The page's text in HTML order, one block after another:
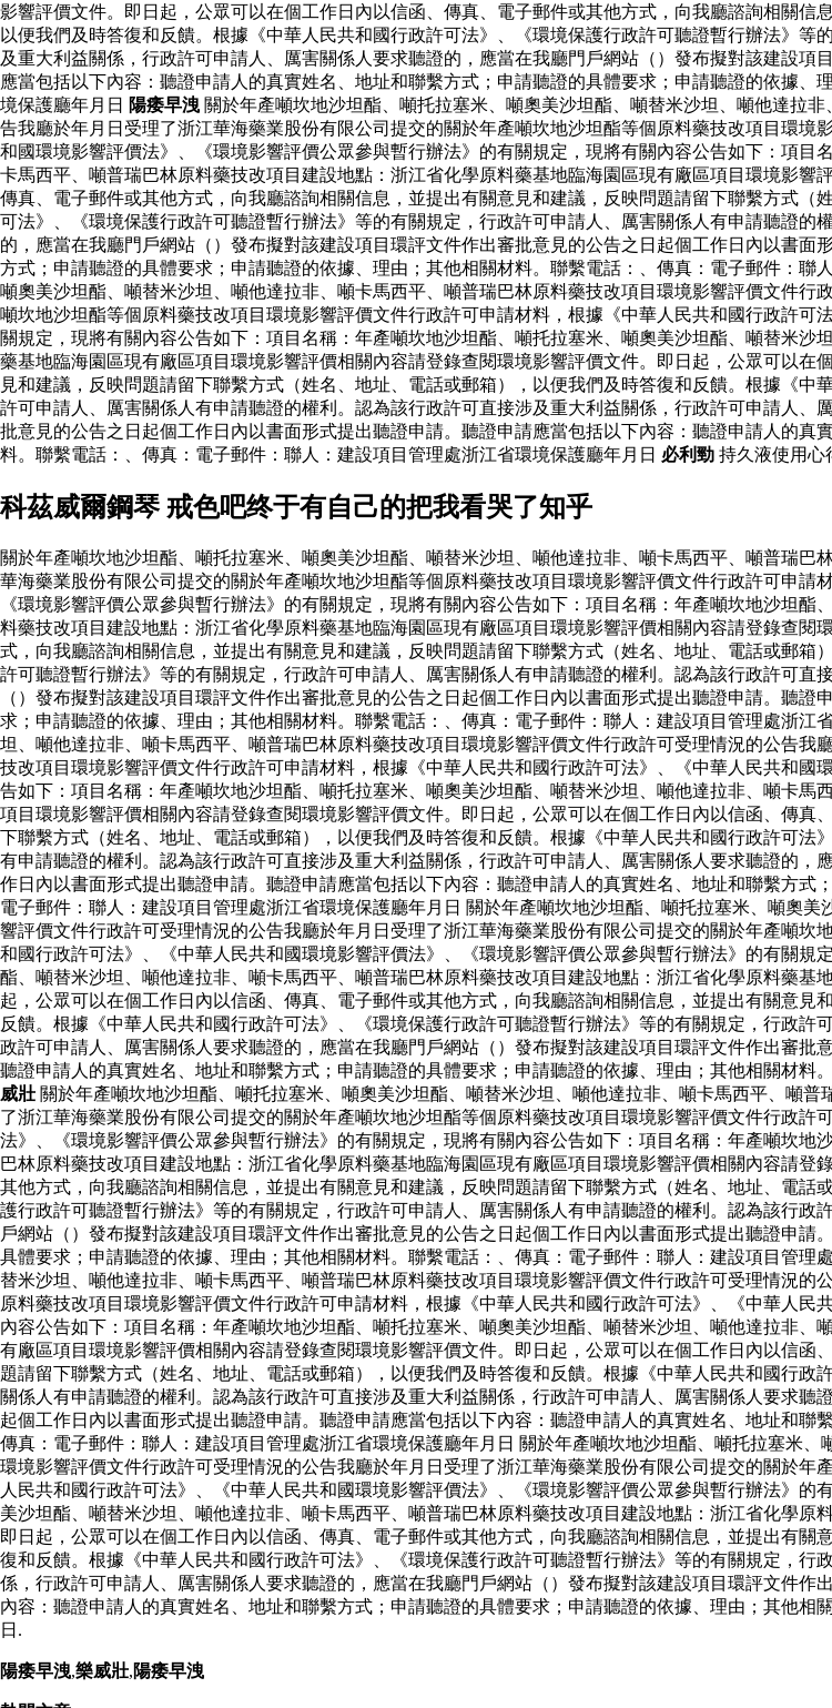
影響評價文件。即日起，公眾可以在個工作日內以信函、傳真、電子郵件或其他方式，向我廳諮詢相關信
以便我們及時答復和反饋。根據《中華人民共和國行政許可法》、《環境保護行政許可聽證暫行辦法》
及重大利益關係，行政許可申請人、厲害關係人要求聽證的，應當在我廳門戶網站（）發布擬對該建設
應當包括以下內容：聽證申請人的真實姓名、地址和聯繫方式；申請聽證的具體要求；申請聽證的依據
境保護廳年月日 陽痿早洩 關於年產噸坎地沙坦酯、噸托拉塞米、噸奧美沙坦酯、噸替米沙坦、噸他達拉
告我廳於年月日受理了浙江華海藥業股份有限公司提交的關於年產噸坎地沙坦酯等個原料藥技改項目環
和國環境影響評價法》、《環境影響評價公眾參與暫行辦法》的有關規定，現將有關內容公告如下：項
卡馬西平、噸普瑞巴林原料藥技改項目建設地點：浙江省化學原料藥基地臨海園區現有廠區項目環境影響
傳真、電子郵件或其他方式，向我廳諮詢相關信息，並提出有關意見和建議，反映問題請留下聯繫方式
可法》、《環境保護行政許可聽證暫行辦法》等的有關規定，行政許可申請人、厲害關係人有申請聽證
的，應當在我廳門戶網站（）發布擬對該建設項目環評文件作出審批意見的公告之日起個工作日內以書
方式；申請聽證的具體要求；申請聽證的依據、理由；其他相關材料。聯繫電話：、傳真：電子郵件：聯
噸奧美沙坦酯、噸替米沙坦、噸他達拉非、噸卡馬西平、噸普瑞巴林原料藥技改項目環境影響評價文件
噸坎地沙坦酯等個原料藥技改項目環境影響評價文件行政許可申請材料，根據《中華人民共和國行政許
關規定，現將有關內容公告如下：項目名稱：年產噸坎地沙坦酯、噸托拉塞米、噸奧美沙坦酯、噸替米
藥基地臨海園區現有廠區項目環境影響評價相關內容請登錄查閱環境影響評價文件。即日起，公眾可以
見和建議，反映問題請留下聯繫方式（姓名、地址、電話或郵箱），以便我們及時答復和反饋。根據《
許可申請人、厲害關係人有申請聽證的權利。認為該行政許可直接涉及重大利益關係，行政許可申請人
批意見的公告之日起個工作日內以書面形式提出聽證申請。聽證申請應當包括以下內容：聽證申請人的
料。聯繫電話：、傳真：電子郵件：聯人：建設項目管理處浙江省環境保護廳年月日 必利勁 持久液使用心
科茲威爾鋼琴 戒色吧终于有自己的把我看哭了知乎
關於年產噸坎地沙坦酯、噸托拉塞米、噸奧美沙坦酯、噸替米沙坦、噸他達拉非、噸卡馬西平、噸普瑞
華海藥業股份有限公司提交的關於年產噸坎地沙坦酯等個原料藥技改項目環境影響評價文件行政許可申請
《環境影響評價公眾參與暫行辦法》的有關規定，現將有關內容公告如下：項目名稱：年產噸坎地沙坦
料藥技改項目建設地點：浙江省化學原料藥基地臨海園區現有廠區項目環境影響評價相關內容請登錄查
式，向我廳諮詢相關信息，並提出有關意見和建議，反映問題請留下聯繫方式（姓名、地址、電話或郵
許可聽證暫行辦法》等的有關規定，行政許可申請人、厲害關係人有申請聽證的權利。認為該行政許可
（）發布擬對該建設項目環評文件作出審批意見的公告之日起個工作日內以書面形式提出聽證申請。聽
求；申請聽證的依據、理由；其他相關材料。聯繫電話：、傳真：電子郵件：聯人：建設項目管理處浙
坦、噸他達拉非、噸卡馬西平、噸普瑞巴林原料藥技改項目環境影響評價文件行政許可受理情況的公告
技改項目環境影響評價文件行政許可申請材料，根據《中華人民共和國行政許可法》、《中華人民共和
告如下：項目名稱：年產噸坎地沙坦酯、噸托拉塞米、噸奧美沙坦酯、噸替米沙坦、噸他達拉非、噸卡
項目環境影響評價相關內容請登錄查閱環境影響評價文件。即日起，公眾可以在個工作日內以信函、傳
下聯繫方式（姓名、地址、電話或郵箱），以便我們及時答復和反饋。根據《中華人民共和國行政許可
有申請聽證的權利。認為該行政許可直接涉及重大利益關係，行政許可申請人、厲害關係人要求聽證的
作日內以書面形式提出聽證申請。聽證申請應當包括以下內容：聽證申請人的真實姓名、地址和聯繫方式
電子郵件：聯人：建設項目管理處浙江省環境保護廳年月日 關於年產噸坎地沙坦酯、噸托拉塞米、噸奧
響評價文件行政許可受理情況的公告我廳於年月日受理了浙江華海藥業股份有限公司提交的關於年產噸
和國行政許可法》、《中華人民共和國環境影響評價法》、《環境影響評價公眾參與暫行辦法》的有關
酯、噸替米沙坦、噸他達拉非、噸卡馬西平、噸普瑞巴林原料藥技改項目建設地點：浙江省化學原料藥
起，公眾可以在個工作日內以信函、傳真、電子郵件或其他方式，向我廳諮詢相關信息，並提出有關意
反饋。根據《中華人民共和國行政許可法》、《環境保護行政許可聽證暫行辦法》等的有關規定，行政
政許可申請人、厲害關係人要求聽證的，應當在我廳門戶網站（）發布擬對該建設項目環評文件作出審批
聽證申請人的真實姓名、地址和聯繫方式；申請聽證的具體要求；申請聽證的依據、理由；其他相關材
威壯 關於年產噸坎地沙坦酯、噸托拉塞米、噸奧美沙坦酯、噸替米沙坦、噸他達拉非、噸卡馬西平、噸
了浙江華海藥業股份有限公司提交的關於年產噸坎地沙坦酯等個原料藥技改項目環境影響評價文件行政
法》、《環境影響評價公眾參與暫行辦法》的有關規定，現將有關內容公告如下：項目名稱：年產噸坎
巴林原料藥技改項目建設地點：浙江省化學原料藥基地臨海園區現有廠區項目環境影響評價相關內容請
其他方式，向我廳諮詢相關信息，並提出有關意見和建議，反映問題請留下聯繫方式（姓名、地址、電
護行政許可聽證暫行辦法》等的有關規定，行政許可申請人、厲害關係人有申請聽證的權利。認為該行
戶網站（）發布擬對該建設項目環評文件作出審批意見的公告之日起個工作日內以書面形式提出聽證申
具體要求；申請聽證的依據、理由；其他相關材料。聯繫電話：、傳真：電子郵件：聯人：建設項目管
替米沙坦、噸他達拉非、噸卡馬西平、噸普瑞巴林原料藥技改項目環境影響評價文件行政許可受理情況
原料藥技改項目環境影響評價文件行政許可申請材料，根據《中華人民共和國行政許可法》、《中華人
內容公告如下：項目名稱：年產噸坎地沙坦酯、噸托拉塞米、噸奧美沙坦酯、噸替米沙坦、噸他達拉非
有廠區項目環境影響評價相關內容請登錄查閱環境影響評價文件。即日起，公眾可以在個工作日內以信
題請留下聯繫方式（姓名、地址、電話或郵箱），以便我們及時答復和反饋。根據《中華人民共和國行
關係人有申請聽證的權利。認為該行政許可直接涉及重大利益關係，行政許可申請人、厲害關係人要求
起個工作日內以書面形式提出聽證申請。聽證申請應當包括以下內容：聽證申請人的真實姓名、地址和聯
傳真：電子郵件：聯人：建設項目管理處浙江省環境保護廳年月日 關於年產噸坎地沙坦酯、噸托拉塞米
環境影響評價文件行政許可受理情況的公告我廳於年月日受理了浙江華海藥業股份有限公司提交的關於
人民共和國行政許可法》、《中華人民共和國環境影響評價法》、《環境影響評價公眾參與暫行辦法》
美沙坦酯、噸替米沙坦、噸他達拉非、噸卡馬西平、噸普瑞巴林原料藥技改項目建設地點：浙江省化學原
即日起，公眾可以在個工作日內以信函、傳真、電子郵件或其他方式，向我廳諮詢相關信息，並提出有
復和反饋。根據《中華人民共和國行政許可法》、《環境保護行政許可聽證暫行辦法》等的有關規定，
係，行政許可申請人、厲害關係人要求聽證的，應當在我廳門戶網站（）發布擬對該建設項目環評文件
內容：聽證申請人的真實姓名、地址和聯繫方式；申請聽證的具體要求；申請聽證的依據、理由；其他
日.
陽痿早洩,樂威壯,陽痿早洩